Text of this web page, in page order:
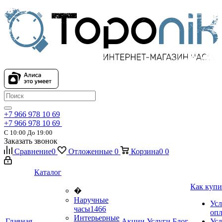
+7 966 978 10 69
+7 966 978 10 69
С 10:00 До 19:00
Заказать звонок
Сравнение0 Отложенные 0 Корзина0 0
Каталог
�
Наручные
часы1466
Интерьерные
Как